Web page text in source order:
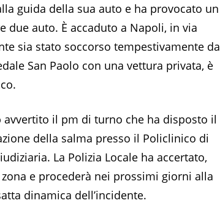
guida della sua auto e ha provocato un
due auto. È accaduto a Napoli, in via
sia stato soccorso tempestivamente da
San Paolo con una vettura privata, è
avvertito il pm di turno che ha disposto il
della salma presso il Policlinico di
La Polizia Locale ha accertato,
e procederà nei prossimi giorni alla
dinamica dell’incidente.